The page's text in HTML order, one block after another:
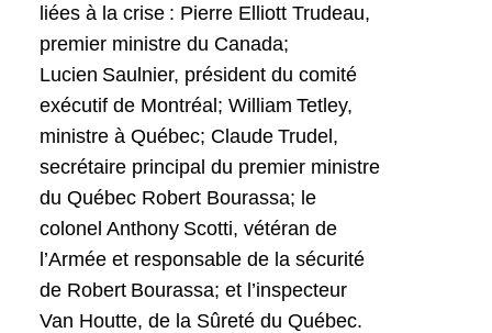
liées à la crise : Pierre Elliott Trudeau,
premier ministre du Canada;
Lucien Saulnier, président du comité
exécutif de Montréal; William Tetley,
ministre à Québec; Claude Trudel,
secrétaire principal du premier ministre
du Québec Robert Bourassa; le
colonel Anthony Scotti, vétéran de
l’Armée et responsable de la sécurité
de Robert Bourassa; et l’inspecteur
Van Houtte, de la Sûreté du Québec.